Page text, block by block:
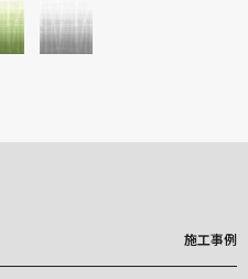
miffy wallpaper
NEWS
施工事例